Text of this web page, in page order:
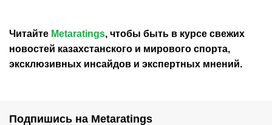
Читайте Metaratings, чтобы быть в курсе свежих
новостей казахстанского и мирового спорта,
эксклюзивных инсайдов и экспертных мнений.
Подпишись на Metaratings